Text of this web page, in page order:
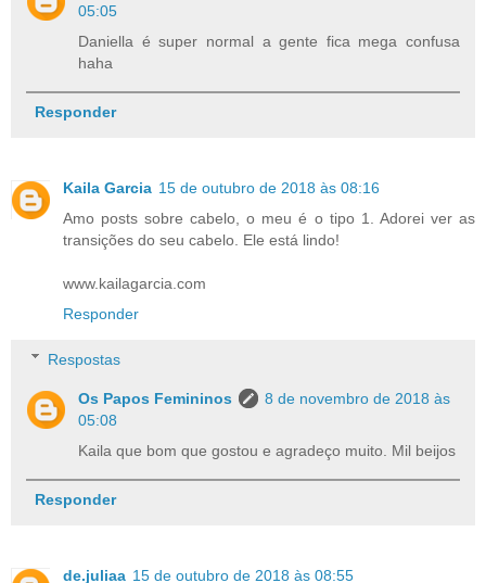
05:05
Daniella é super normal a gente fica mega confusa
haha
Responder
Kaila Garcia 15 de outubro de 2018 às 08:16
Amo posts sobre cabelo, o meu é o tipo 1. Adorei ver as
transições do seu cabelo. Ele está lindo!
www.kailagarcia.com
Responder
Respostas
Os Papos Femininos
8 de novembro de 2018 às
05:08
Kaila que bom que gostou e agradeço muito. Mil beijos
Responder
de.juliaa 15 de outubro de 2018 às 08:55